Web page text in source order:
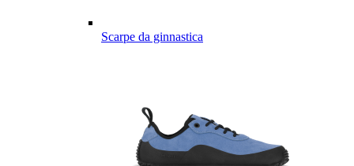
Scarpe da ginnastica